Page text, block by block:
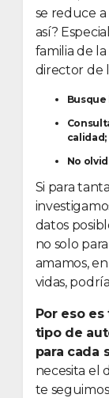
se reduce
así?
familia de la
director de
Busque
calidad;
No
Si para
datos
no solo
amamos,
vidas,
Por eso
tipo de
para cada
necesita el
te